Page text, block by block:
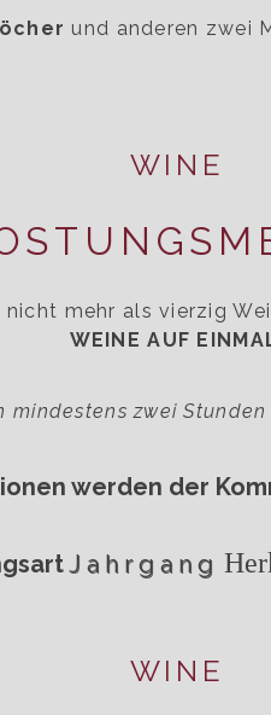
und anderen zwei
WINE
mehr als vierzig
WEINE AUF
mindestens zwei
werden der
Jahrgang
WINE